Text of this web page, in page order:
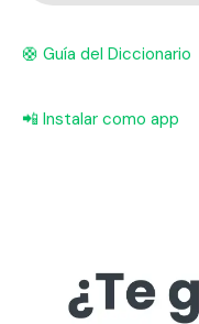
🛟 Guía del Diccionario
📲 Instalar como app